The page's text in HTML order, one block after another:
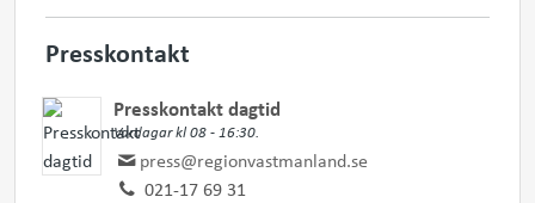
Presskontakt
Presskontakt dagtid
Vardagar kl 08 - 16:30.
press@regionvastmanland.se
021-17 69 31